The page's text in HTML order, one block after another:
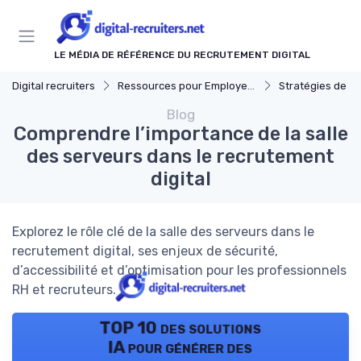
LE MÉDIA DE RÉFÉRENCE DU RECRUTEMENT DIGITAL
Digital recruiters Ressources pour Employeurs Stratégies de
Blog
Comprendre l’importance de la salle
des serveurs dans le recrutement
digital
Explorez le rôle clé de la salle des serveurs dans le
recrutement digital, ses enjeux de sécurité,
d’accessibilité et d’optimisation pour les professionnels
RH et recruteurs.
TOP 10 des solutions
IA pour générer des
Panneau de gestion des cookies